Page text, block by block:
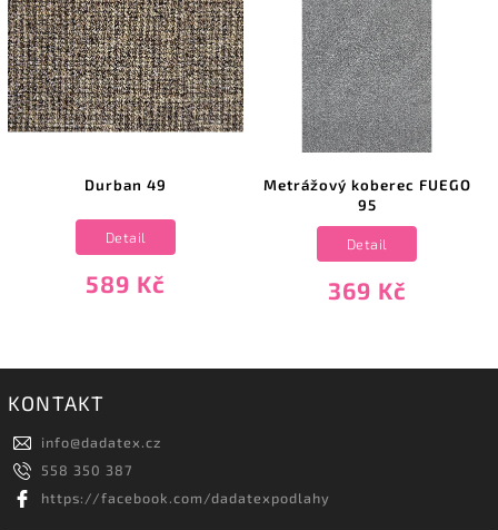
Durban 49
589 Kč
Detail
Metrážový koberec FUEGO
95
369 Kč
Detail
KONTAKT
info@dadatex.cz
558 350 387
https://facebook.com/dadatexpodlahy